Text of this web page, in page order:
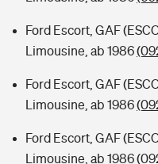
Ford Escort, GAF
Limousine, ab 1986
Ford Escort, GAF
Limousine, ab 1986
Ford Escort, GAF
Limousine, ab 1986